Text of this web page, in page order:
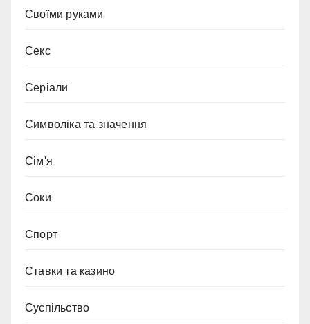
Своїми руками
Секс
Серіали
Символіка та значення
Сім'я
Соки
Спорт
Ставки та казино
Суспільство